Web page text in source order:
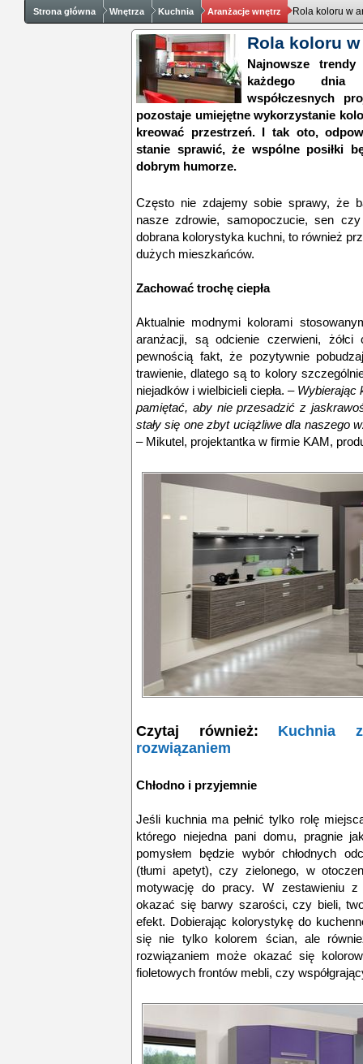
Strona główna Wnętrza Kuchnia Aranżacje wnętrz Rola koloru w
Rola koloru
Najnowsze
każdego dnia
współczesnych
pozostaje umiejętne wykorzystanie
kreować przestrzeń. I tak oto,
stanie sprawić, że wspólne posiłki
dobrym humorze.
Często nie zdajemy sobie sprawy, że
nasze zdrowie, samopoczucie, sen
dobrana kolorystyka kuchni, to również
dużych mieszkańców.
Zachować trochę ciepła
Aktualnie modnymi kolorami
aranżacji, są odcienie czerwieni,
pewnością fakt, że pozytywnie
trawienie, dlatego są to kolory
niejadków i wielbicieli ciepła. – Wybierając
pamiętać, aby nie przesadzić z
stały się one zbyt uciążliwe dla naszego
– Mikutel, projektantka w firmie KAM,
Czytaj również: Kuchnia
rozwiązaniem
Chłodno i przyjemnie
Jeśli kuchnia ma pełnić tylko rolę
którego niejedna pani domu, pragnie
pomysłem będzie wybór chłodnych
(tłumi apetyt), czy zielonego, w
motywację do pracy. W zestawieniu
okazać się barwy szarości, czy bieli,
efekt. Dobierając kolorystykę do
się nie tylko kolorem ścian, ale
rozwiązaniem może okazać się
fioletowych frontów mebli, czy